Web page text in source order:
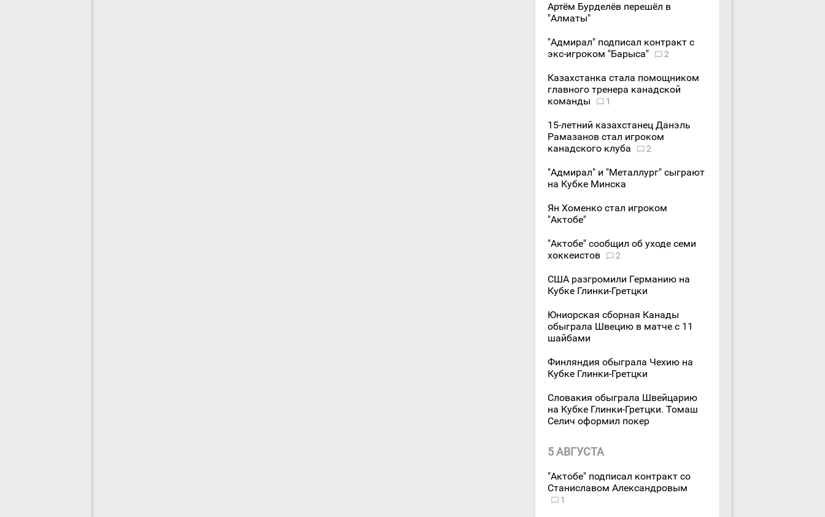
Артём Бурделёв перешёл в
"Алматы"
"Адмирал" подписал контракт с
экс-игроком "Барыса"
2
Казахстанка стала помощником
главного тренера канадской
команды
1
15-летний казахстанец Данэль
Рамазанов стал игроком
канадского клуба
2
"Адмирал" и "Металлург" сыграют
на Кубке Минска
Ян Хоменко стал игроком
"Актобе"
"Актобе" сообщил об уходе семи
хоккеистов
2
США разгромили Германию на
Кубке Глинки-Гретцки
Юниорская сборная Канады
обыграла Швецию в матче с 11
шайбами
Финляндия обыграла Чехию на
Кубке Глинки-Гретцки
Словакия обыграла Швейцарию
на Кубке Глинки-Гретцки. Томаш
Селич оформил покер
5 АВГУСТА
"Актобе" подписал контракт со
Станиславом Александровым
1